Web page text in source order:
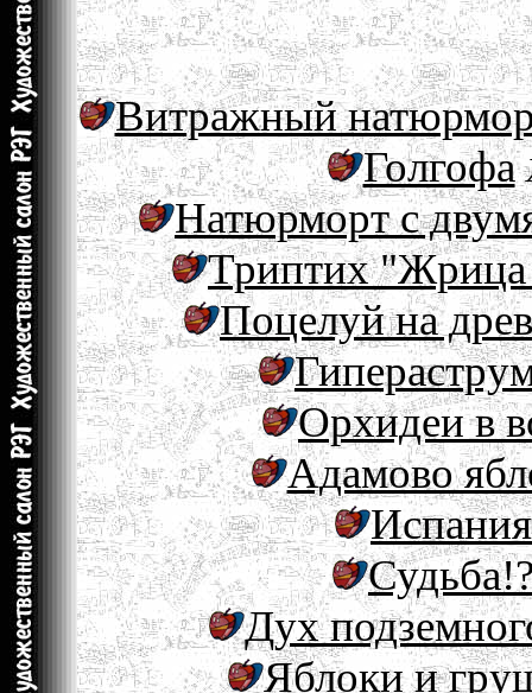
Витражный
Голгофа
Натюрморт с
Триптих
Поцелуй на
Орхидеи в
Адамово
Испания
Дух
Яблоки и